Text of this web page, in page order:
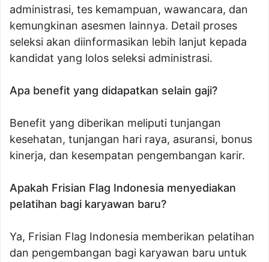
administrasi, tes kemampuan, wawancara, dan
kemungkinan asesmen lainnya. Detail proses
seleksi akan diinformasikan lebih lanjut kepada
kandidat yang lolos seleksi administrasi.
Apa benefit yang didapatkan selain gaji?
Benefit yang diberikan meliputi tunjangan
kesehatan, tunjangan hari raya, asuransi, bonus
kinerja, dan kesempatan pengembangan karir.
Apakah Frisian Flag Indonesia menyediakan
pelatihan bagi karyawan baru?
Ya, Frisian Flag Indonesia memberikan pelatihan
dan pengembangan bagi karyawan baru untuk